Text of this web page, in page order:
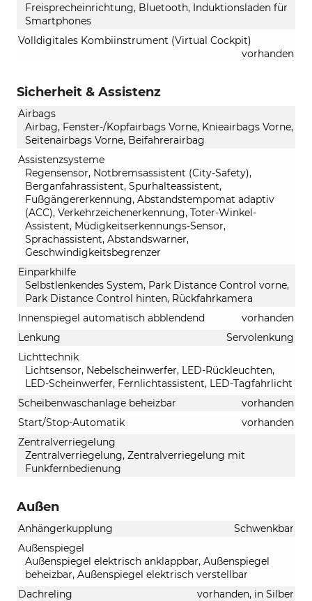
Freisprecheinrichtung, Bluetooth, Induktionsladen für
Smartphones
Volldigitales Kombiinstrument (Virtual Cockpit)
vorhanden
Sicherheit & Assistenz
Airbags
Airbag, Fenster-/Kopfairbags Vorne, Knieairbags Vorne,
Seitenairbags Vorne, Beifahrerairbag
Assistenzsysteme
Regensensor, Notbremsassistent (City-Safety),
Berganfahrassistent, Spurhalteassistent,
Fußgängererkennung, Abstandstempomat adaptiv
(ACC), Verkehrzeichenerkennung, Toter-Winkel-
Assistent, Müdigkeitserkennungs-Sensor,
Sprachassistent, Abstandswarner,
Geschwindigkeitsbegrenzer
Einparkhilfe
Selbstlenkendes System, Park Distance Control vorne,
Park Distance Control hinten, Rückfahrkamera
Innenspiegel automatisch abblendend
vorhanden
Lenkung
Servolenkung
Lichttechnik
Lichtsensor, Nebelscheinwerfer, LED-Rückleuchten,
LED-Scheinwerfer, Fernlichtassistent, LED-Tagfahrlicht
Scheibenwaschanlage beheizbar
vorhanden
Start/Stop-Automatik
vorhanden
Zentralverriegelung
Zentralverriegelung, Zentralverriegelung mit
Funkfernbedienung
Außen
Anhängerkupplung
Schwenkbar
Außenspiegel
Außenspiegel elektrisch anklappbar, Außenspiegel
beheizbar, Außenspiegel elektrisch verstellbar
Dachreling
vorhanden, in Silber